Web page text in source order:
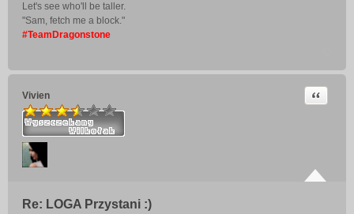
Let's see who'll be taller.
"Sam, fetch me a block."
#TeamDragonstone
Vivien
Re: LOGA Przystani :)
Cytuj